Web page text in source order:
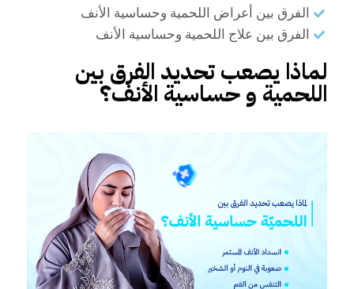
الفرق بين أعراض اللحمية وحساسية الأنف
الفرق بين علاج اللحمية وحساسية الأنف
لماذا يصعب تحديد الفرق بين
اللحمية و حساسية الأنف؟